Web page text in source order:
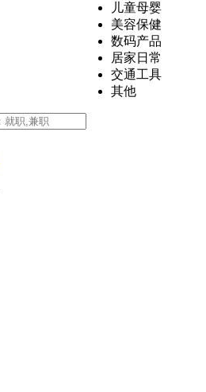
儿童母婴
美容保健
数码产品
居家日常
交通工具
其他